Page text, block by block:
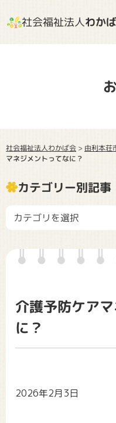
社会福祉法人わか
社会福祉法人わかば会 > 由利本荘
マネジメントってなに？
カテゴリー別記事
介護予防ケア
に？
2026年2月3日